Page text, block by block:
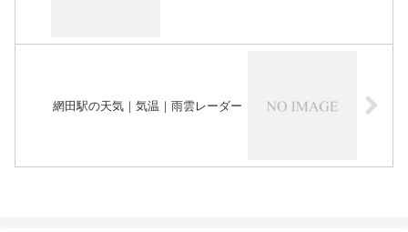
網田駅の天気｜気温｜雨雲レーダー